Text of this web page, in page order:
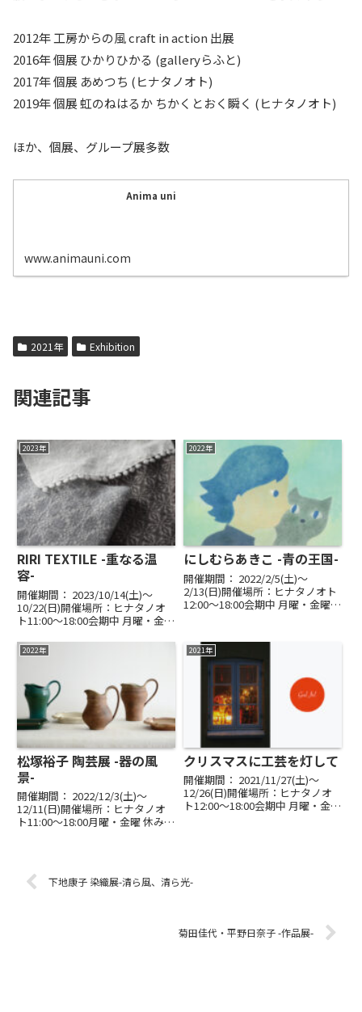
2012年 工房からの風 craft in action 出展
2016年 個展 ひかりひかる (galleryらふと)
2017年 個展 あめつち (ヒナタノオト)
2019年 個展 虹のねはるか ちかくとおく瞬く (ヒナタノオト)
ほか、個展、グループ展多数
Anima uni
www.animauni.com
2021年 Exhibition
関連記事
2023年
RIRI TEXTILE -重なる温
容-
開催期間： 2023/10/14(土)〜
10/22(日)開催場所：ヒナタノオ
ト11:00～18:00会期中 月曜・金曜
ぽこぽこ ふわふわふさふさ し
ゃらしゃら もこもこアルパカ、
2022年
にしむらあきこ -青の王国-
開催期間： 2022/2/5(土)〜
2/13(日)開催場所：ヒナタノオト
12:00～18:00会期中 月曜・金曜
和紙造形作家 にしむらあきこさ
んの豊かな言葉と手による創作
2022年
松塚裕子 陶芸展 -器の風
景-
開催期間： 2022/12/3(土)〜
12/11(日)開催場所：ヒナタノオ
ト11:00～18:00月曜・金曜 休み最
松塚裕子◯作家在店日12/3（...
2021年
クリスマスに工芸を灯して
開催期間： 2021/11/27(土)〜
12/26(日)開催場所：ヒナタノオ
ト12:00～18:00会期中 月曜・金曜
下地康子 染織展-清ら風、清ら光-
菊田佳代・平野日奈子 -作品展-